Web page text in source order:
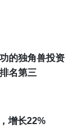
的独角兽投资
名第三
增长22%